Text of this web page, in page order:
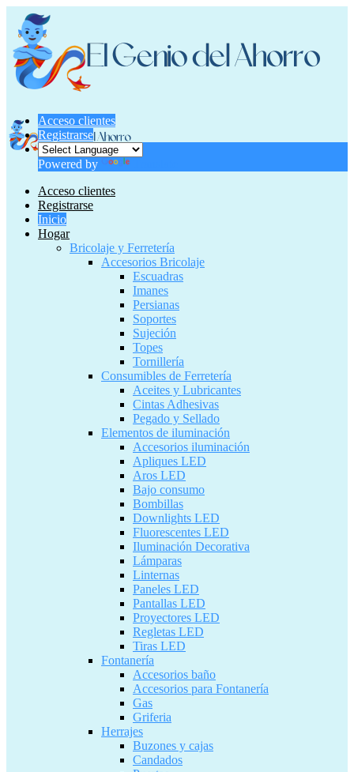
Acceso clientes
Registrarse
Powered by
Acceso clientes
Registrarse
Inicio
Hogar
Bricolaje y Ferretería
Accesorios Bricolaje
Escuadras
Imanes
Persianas
Soportes
Sujeción
Topes
Tornillería
Consumibles de Ferretería
Aceites y Lubricantes
Cintas Adhesivas
Pegado y Sellado
Elementos de iluminación
Accesorios iluminación
Apliques LED
Aros LED
Bajo consumo
Bombillas
Downlights LED
Fluorescentes LED
Iluminación Decorativa
Lámparas
Linternas
Paneles LED
Pantallas LED
Proyectores LED
Regletas LED
Tiras LED
Fontanería
Accesorios baño
Accesorios para Fontanería
Gas
Griferia
Herrajes
Buzones y cajas
Candados